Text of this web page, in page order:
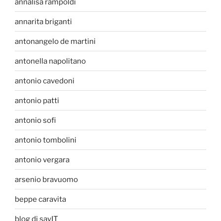
annalisa rampoldi
annarita briganti
antonangelo de martini
antonella napolitano
antonio cavedoni
antonio patti
antonio sofi
antonio tombolini
antonio vergara
arsenio bravuomo
beppe caravita
blog di sayIT